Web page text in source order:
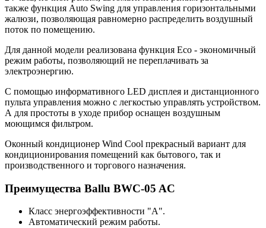
также функция Auto Swing для управления горизонтальными
жалюзи, позволяющая равномерно распределить воздушный
поток по помещению.
Для данной модели реализована функция Eco - экономичный
режим работы, позволяющий не переплачивать за
электроэнергию.
С помощью информативного LED дисплея и дистанционного
пульта управления можно с легкостью управлять устройством.
А для простоты в уходе прибор оснащен воздушным
моющимся фильтром.
Оконный кондиционер Wind Cool прекрасный вариант для
кондиционирования помещений как бытового, так и
производственного и торгового назначения.
Преимущества Ballu BWC-05 AC
Класс энергоэффективности "А".
Автоматический режим работы.